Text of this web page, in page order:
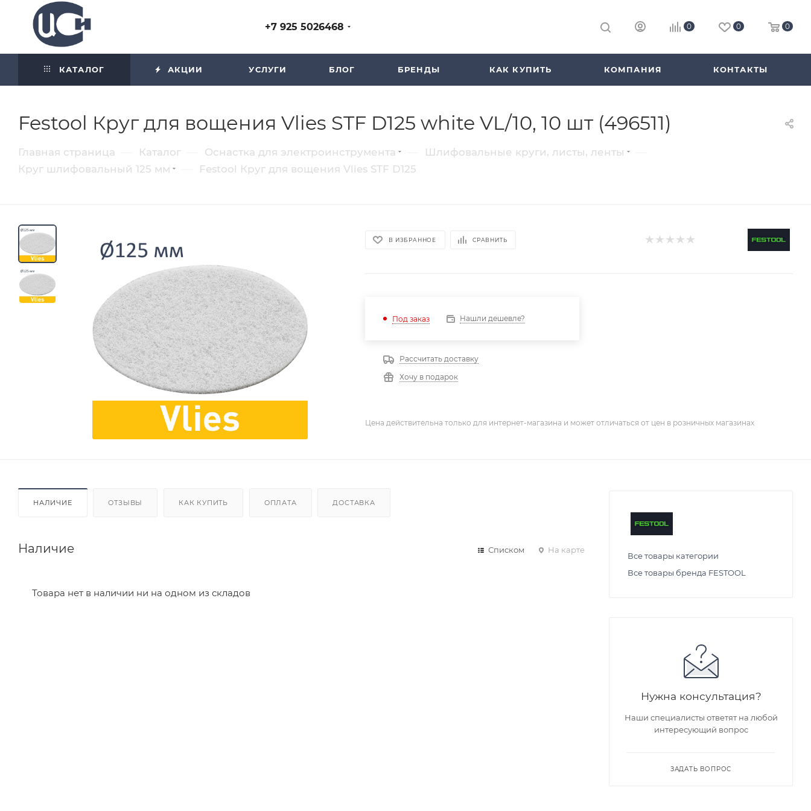
+7 925 5026468 0 0 0
КАТАЛОГ АКЦИИ УСЛУГИ БЛОГ БРЕНДЫ КАК КУПИТЬ КОМПАНИЯ КОНТАКТЫ
Festool Круг для вощения Vlies STF D125 white VL/10, 10 шт (496511)
Главная страница Каталог Оснастка для электроинструмента Шлифовальные круги, листы, ленты
Круг шлифовальный 125 мм Festool Круг для вощения Vlies STF D125
В ИЗБРАННОЕ СРАВНИТЬ
Под заказ Нашли дешевле?
Рассчитать доставку
Хочу в подарок
Цена действительна только для интернет-магазина и может отличаться от цен в розничных магазинах
НАЛИЧИЕ ОТЗЫВЫ КАК КУПИТЬ ОПЛАТА ДОСТАВКА
Наличие Списком На карте
Товара нет в наличии ни на одном из складов
Все товары категории
Все товары бренда FESTOOL
Нужна консультация?
Наши специалисты ответят на любой
интересующий вопрос
ЗАДАТЬ ВОПРОС